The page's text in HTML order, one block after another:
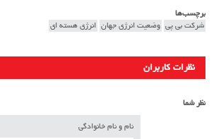
برچسب‌ها
شرکت بی پی وضعیت انرژی جهان انرژی هسته ای
نظرات کاربران
نظر شما
نام و نام خانوادگی